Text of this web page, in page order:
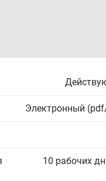
Электронный
10 рабочих